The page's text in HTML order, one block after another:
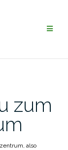
zum
also